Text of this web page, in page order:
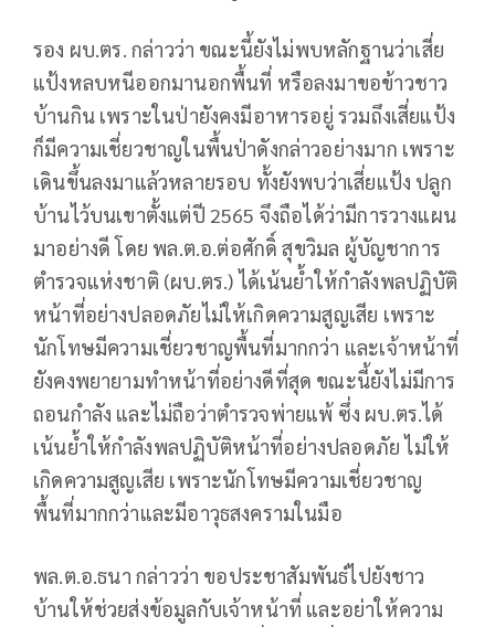
รอง ผบ.ตร. กล่าวว่า ขณะนี้ยังไม่พบหลักฐานว่าเสี่ย
แป้งหลบหนีออกมานอกพื้นที่ หรือลงมาขอข้าวชาว
บ้านกิน เพราะในป่ายังคงมีอาหารอยู่ รวมถึงเสี่ยแป้ง
ก็มีความเชี่ยวชาญในพื้นป่าดังกล่าวอย่างมาก เพราะ
เดินขึ้นลงมาแล้วหลายรอบ ทั้งยังพบว่าเสี่ยแป้ง ปลูก
บ้านไว้บนเขาตั้งแต่ปี 2565 จึงถือได้ว่ามีการวางแผน
มาอย่างดี โดย พล.ต.อ.ต่อศักดิ์ สุขวิมล ผู้บัญชาการ
ตำรวจแห่งชาติ (ผบ.ตร.) ได้เน้นย้ำให้กำลังพลปฏิบัติ
หน้าที่อย่างปลอดภัยไม่ให้เกิดความสูญเสีย เพราะ
นักโทษมีความเชี่ยวชาญพื้นที่มากกว่า และเจ้าหน้าที่
ยังคงพยายามทำหน้าที่อย่างดีที่สุด ขณะนี้ยังไม่มีการ
ถอนกำลัง และไม่ถือว่าตำรวจพ่ายแพ้ ซึ่ง ผบ.ตร.ได้
เน้นย้ำให้กำลังพลปฏิบัติหน้าที่อย่างปลอดภัย ไม่ให้
เกิดความสูญเสีย เพราะนักโทษมีความเชี่ยวชาญ
พื้นที่มากกว่าและมีอาวุธสงครามในมือ
พล.ต.อ.ธนา กล่าวว่า ขอประชาสัมพันธ์ไปยังชาว
บ้านให้ช่วยส่งข้อมูลกับเจ้าหน้าที่ และอย่าให้ความ